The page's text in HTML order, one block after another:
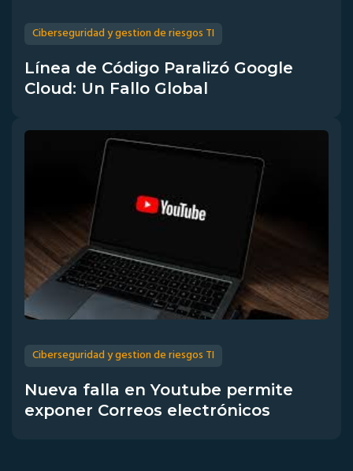
Ciberseguridad y gestion de riesgos TI
Línea de Código Paralizó Google
Cloud: Un Fallo Global
Ciberseguridad y gestion de riesgos TI
Nueva falla en Youtube permite
exponer Correos electrónicos